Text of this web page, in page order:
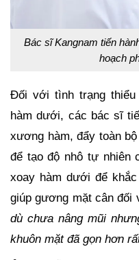
Bác sĩ Kangnam tiến
hoạch
Đối với tình trạng
hàm dưới, các bác sĩ
xương hàm, đẩy toàn
để tạo độ nhô tự nhiên
xoay hàm dưới để
giúp gương mặt cân đối
dù chưa nâng mũi
khuôn mặt đã gọn hơn